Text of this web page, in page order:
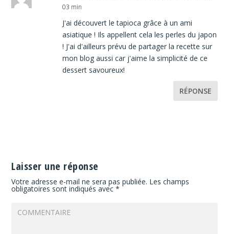
03 min
J'ai découvert le tapioca grâce à un ami
asiatique ! Ils appellent cela les perles du japon
! J'ai d'ailleurs prévu de partager la recette sur
mon blog aussi car j'aime la simplicité de ce
dessert savoureux!
RÉPONSE
Laisser une réponse
Votre adresse e-mail ne sera pas publiée. Les champs
obligatoires sont indiqués avec*